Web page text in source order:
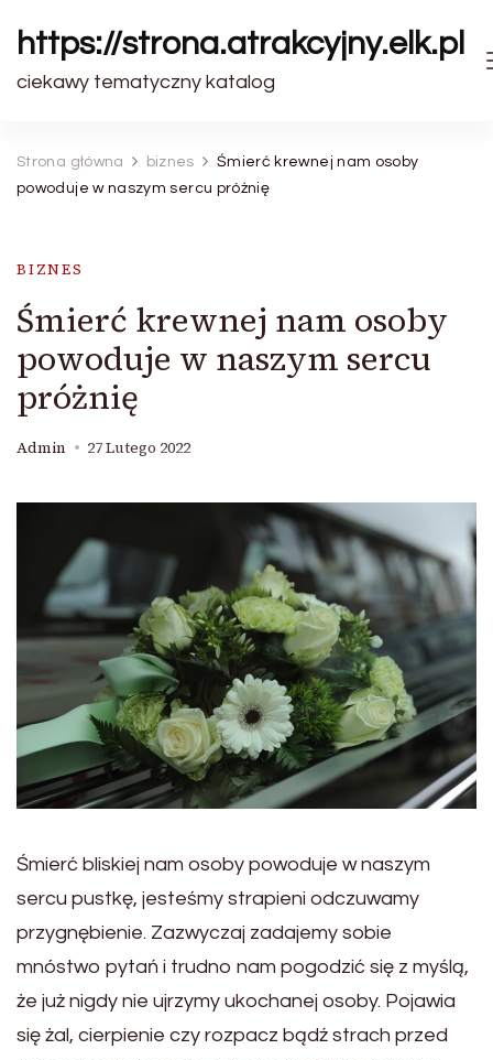
https://strona.atrakcyjny.elk.pl
ciekawy tematyczny katalog
Strona główna biznes
Śmierć krewnej nam osoby
powoduje w naszym sercu próżnię
BIZNES
Śmierć krewnej nam osoby
powoduje w naszym sercu
próżnię
Admin 27 Lutego 2022
Śmierć bliskiej nam osoby powoduje w naszym
sercu pustkę, jesteśmy strapieni odczuwamy
przygnębienie. Zazwyczaj zadajemy sobie
mnóstwo pytań i trudno nam pogodzić się z myślą,
że już nigdy nie ujrzymy ukochanej osoby. Pojawia
się żal, cierpienie czy rozpacz bądź strach przed